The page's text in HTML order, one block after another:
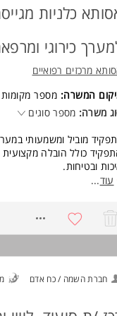
משרות ומידע על נטע
כלניות
כירוגי
מרכזים רפואיים
המשרה: מספר מקומות
משרה: מספר סוגים
מוביל ומשמעותי
כולל הובלה מקצועית
ובטיחות.
להשפיע, להוביל
דרישות:
תעודת רישום כאח/ות
על בסיסי בטיפול נמרץ
וותק
כאחד.
משרות ומידע על אסותא
עוד...
חברת השמה / כח אדם